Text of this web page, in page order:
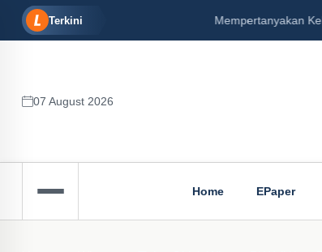
Terkini Mempertanyakan Kebijakan Prabowo
07 August 2026
Home EPaper